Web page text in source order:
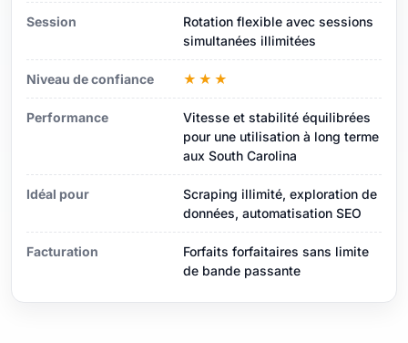
Session
Rotation flexible avec sessions
simultanées illimitées
Niveau de confiance ★★★
Performance
Vitesse et stabilité équilibrées
pour une utilisation à long terme
aux South Carolina
Idéal pour
Scraping illimité, exploration de
données, automatisation SEO
Facturation
Forfaits forfaitaires sans limite
de bande passante